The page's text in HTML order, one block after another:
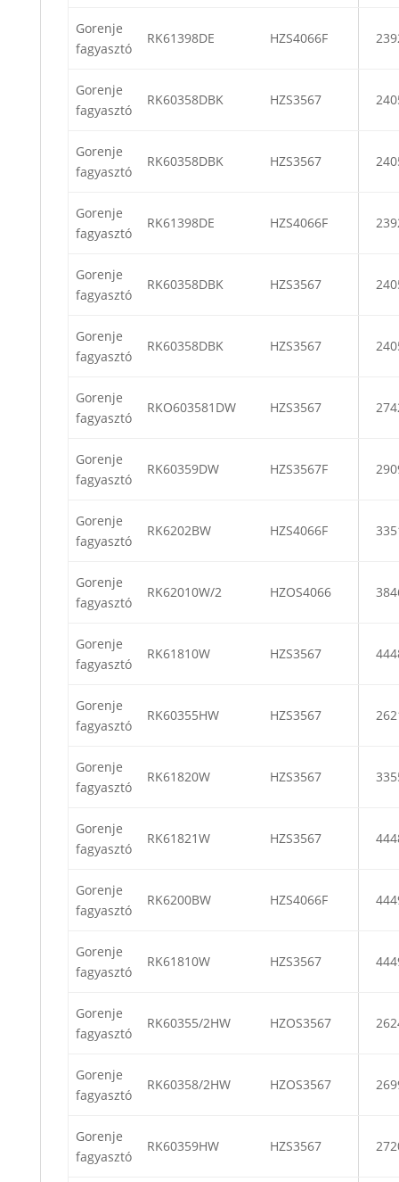
Gorenje
fagyasztó
RK61398DE HZS4066F
Gorenje
fagyasztó
RK60358DBK HZS3567
Gorenje
fagyasztó
RK60358DBK HZS3567
Gorenje
fagyasztó
RK61398DE HZS4066F
Gorenje
fagyasztó
RK60358DBK HZS3567
Gorenje
fagyasztó
RK60358DBK HZS3567
Gorenje
fagyasztó
RKO603581DW HZS3567
Gorenje
fagyasztó
RK60359DW HZS3567F
Gorenje
fagyasztó
RK6202BW HZS4066F
Gorenje
fagyasztó
RK62010W/2 HZOS4066
Gorenje
fagyasztó
RK61810W HZS3567
Gorenje
fagyasztó
RK60355HW HZS3567
Gorenje
fagyasztó
RK61820W HZS3567
Gorenje
fagyasztó
RK61821W HZS3567
Gorenje
fagyasztó
RK6200BW HZS4066F
Gorenje
fagyasztó
RK61810W HZS3567
Gorenje
fagyasztó
RK60355/2HW HZOS3567
Gorenje
fagyasztó
RK60358/2HW HZOS3567
Gorenje
fagyasztó
RK60359HW HZS3567